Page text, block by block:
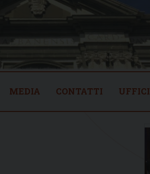
MEDIA CONTATTI UFFICI